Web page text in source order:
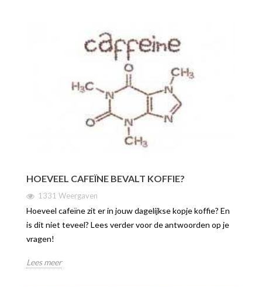
HOEVEEL CAFEÏNE BEVALT KOFFIE?
1331 Weergaven
Hoeveel cafeïne zit er in jouw dagelijkse kopje koffie? En
is dit niet teveel? Lees verder voor de antwoorden op je
vragen!
Lees meer